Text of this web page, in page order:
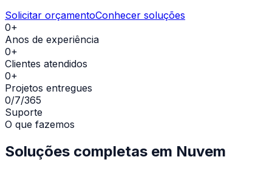
Solicitar orçamentoConhecer soluções
0+
Anos de experiência
0+
Clientes atendidos
0+
Projetos entregues
0/7/365
Suporte
O que fazemos
Soluções completas em Nuvem